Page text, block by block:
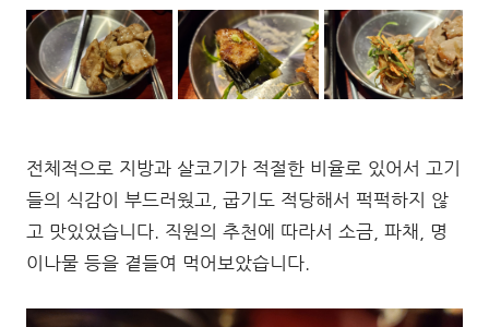
전체적으로 지방과 살코기가 적절한 비율로 있어서 고기
들의 식감이 부드러웠고, 굽기도 적당해서 퍽퍽하지 않
고 맛있었습니다. 직원의 추천에 따라서 소금, 파채, 명
이나물 등을 곁들여 먹어보았습니다.